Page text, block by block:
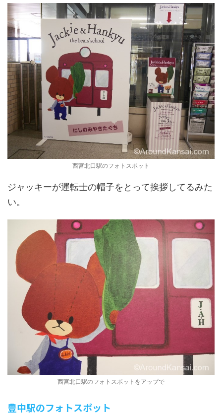
西宮北口駅のフォトスポット
ジャッキーが運転士の帽子をとって挨拶してるみた
い。
西宮北口駅のフォトスポットをアップで
豊中駅のフォトスポット